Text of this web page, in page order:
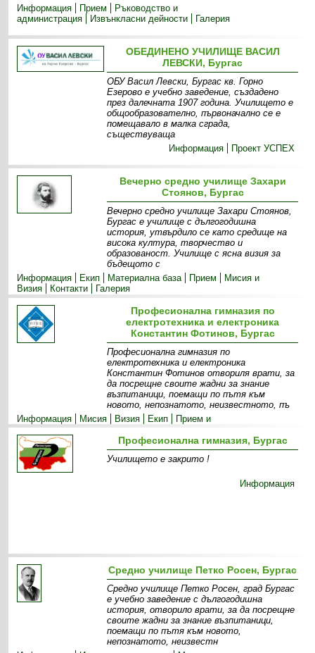
Информация
Прием
Ръководство и
администрация
Извънкласни дейности Галерия
ОБЕДИНЕНО УЧИЛИЩЕ ВАСИЛ
ЛЕВСКИ, Бургас
ОБУ Васил Левски, Бургас кв. Горно
Езерово е учебно заведение, създадено
през далечната 1907 година. Училището е
общообразователно, първоначално се е
помещавало в малка сграда,
съществуваща
Информация
Проект УСПЕХ
Вечерно средно училище Захари
Стоянов, Бургас
Вечерно средно училище Захари Стоянов,
Бургас е училище с дългогодишна
история, утвърдило се като средище на
висока култура, творчество и
образованост. Училище с ясна визия за
бъдещото с
Информация
Екип Материална база Прием
Мисия и
Визия
Контакти Галерия
Професионална гимназия по
електротехника и електроника
Константин Фотинов, Бургас
Професионална гимназия по
електротехника и електроника
Константин Фотинов отвориля врати, за
да посрещне своите жадни за знание
възпитаници, поемащи по пътя към
новото, непознатото, неизвестното, пъ
Информация
Мисия Визия Екип
Прием и
специалности
Допълнителни дейности
Професионална гимназия, Бургас
Училището е закрито !
Информация
Средно училище Петко Росен, Бургас
Средно училище Петко Росен, град Бургас
е учебно заведение с дългогодишна
история, отворило врати, за да посрещне
своите жадни за знание възпитаници,
поемащи по пътя към новото,
непознатото, неизвестн